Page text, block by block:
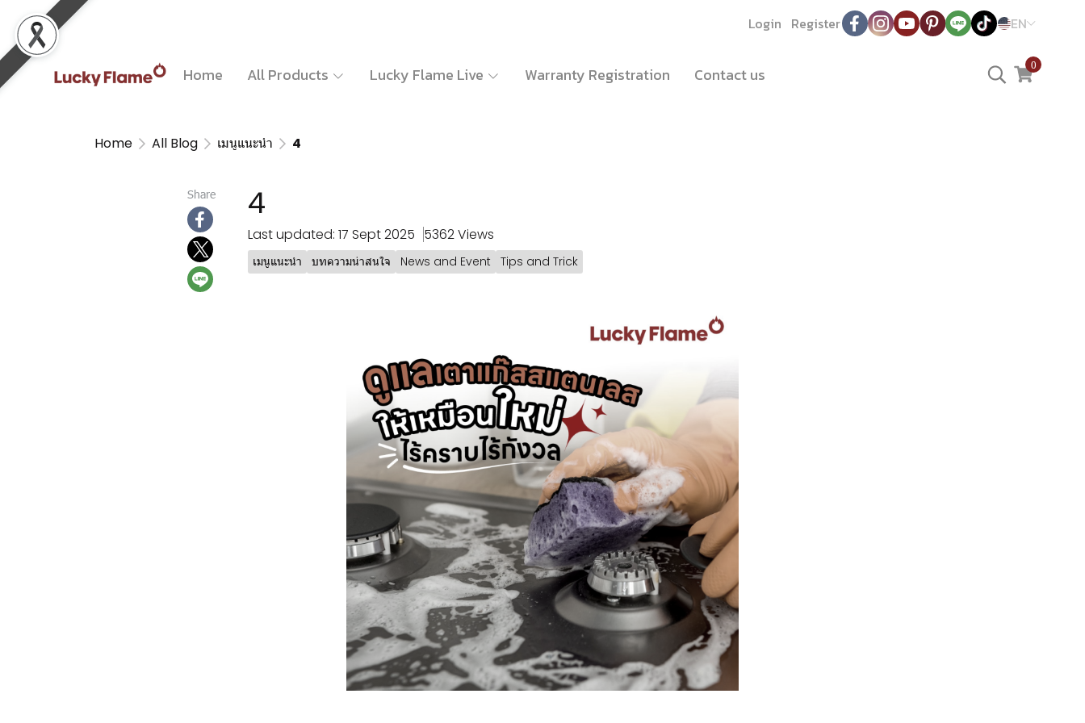
Login Register EN
Home All Products Lucky Flame Live Warranty Registration Contact us 0
Home All Blog เมนูแนะนำ 4
Share 4
Last updated: 17 Sept 2025 5362 Views
เมนูแนะนำ บทความน่าสนใจ News and Event Tips and Trick